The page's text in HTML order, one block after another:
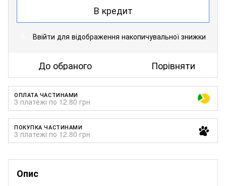
В кредит
Ввійти для відображення накопичувальної знижки
До обраного Порівняти
ОПЛАТА ЧАСТИНАМИ
3 платежі по 12.80 грн
ПОКУПКА ЧАСТИНАМИ
3 платежі по 12.80 грн
Опис